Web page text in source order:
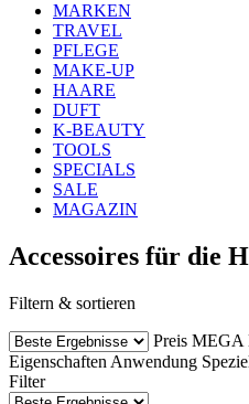
MARKEN
TRAVEL
PFLEGE
MAKE-UP
HAARE
DUFT
K-BEAUTY
TOOLS
SPECIALS
SALE
MAGAZIN
Accessoires für die
Filtern & sortieren
Preis MEGA
Eigenschaften Anwendung
Filter